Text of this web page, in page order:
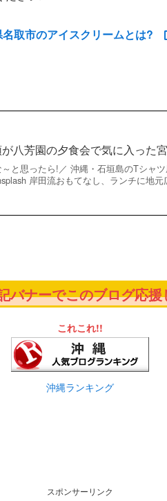
取市のアイスクリームとは?
八芳園の夕食会で気に入った
と思ったら!／ 沖縄・石垣島のTシャ
岸田流おもてなし、ランチに地
バナーでこのブログ応
これこれ!!
沖縄ランキング
スポンサーリンク